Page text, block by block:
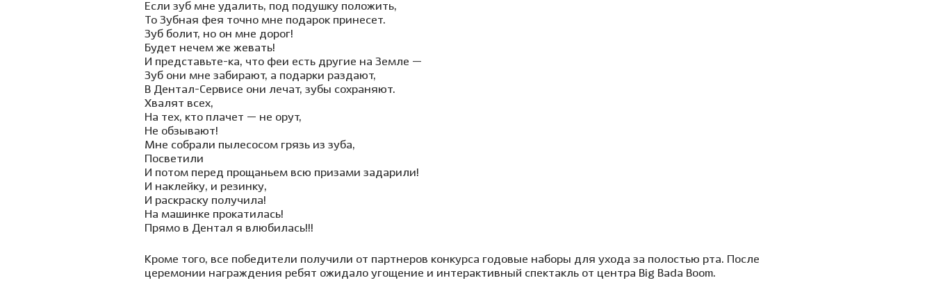
Если зуб мне удалить, под подушку положить,
То Зубная фея точно мне подарок принесет.
Зуб болит, но он мне дорог!
Будет нечем же жевать!
И представьте-ка, что феи есть другие на Земле —
Зуб они мне забирают, а подарки раздают,
В Дентал-Сервисе они лечат, зубы сохраняют.
Хвалят всех,
На тех, кто плачет — не орут,
Не обзывают!
Мне собрали пылесосом грязь из зуба,
Посветили
И потом перед прощаньем всю призами задарили!
И наклейку, и резинку,
И раскраску получила!
На машинке прокатилась!
Прямо в Дентал я влюбилась!!!
Кроме того, все победители получили от партнеров конкурса годовые наборы для ухода за полостью рта. После
церемонии награждения ребят ожидало угощение и интерактивный спектакль от центра Big Bada Boom.